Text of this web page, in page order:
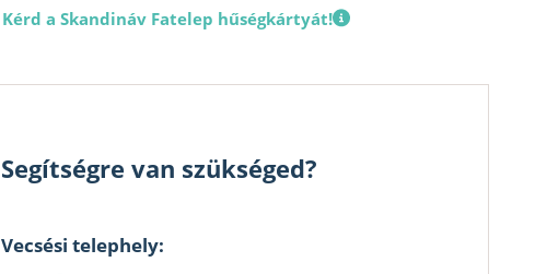
Kérd a Skandináv Fatelep hűségkártyát!
Segítségre van szükséged?
Vecsési telephely: